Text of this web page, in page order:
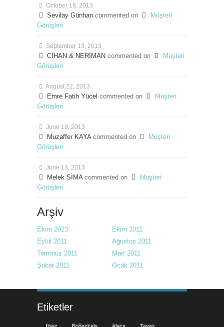
October 18, 2013
Sevilay Günhan commented on
Müşteri
Görüşleri
September 13, 2013
CİHAN & NERİMAN commented on
Müşteri
Görüşleri
August 22, 2013
Emre Fatih Yücel commented on
Müşteri
Görüşleri
June 19, 2013
Muzaffer KAYAcommented on
Müşteri
Görüşleri
June 13, 2013
Melek SİMAcommented on
Müşteri
Görüşleri
Arşiv
Ekim 2023
Ekim 2011
Eylül 2011
Ağustos 2011
Temmuz 2011
Mart 2011
Şubat 2011
Ocak 2011
Etiketler
Ilgaz Boğazkale Alaca Tavas